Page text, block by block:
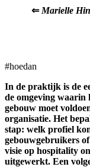
⇐Marielle
#hoedan
In de praktijk is de
de omgeving waarin
gebouw moet
organisatie. Het
stap: welk profiel
gebouwgebruikers
visie op hospitality
uitgewerkt. Een